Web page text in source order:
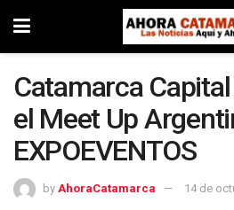
Catamarca
el Meet Up
EXPOEVENTOS
by AhoraCatamarca 14 de